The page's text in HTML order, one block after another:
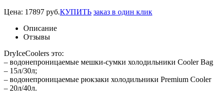
Цена: 17897 руб.КУПИТЬ заказ в один клик
Описание
Отзывы
DryIceCoolers это:
– водонепроницаемые мешки-сумки холодильники Cooler Bag
– 15л/30л;
– водонепроницаемые рюкзаки холодильники Premium Cooler
– 20л/40л.